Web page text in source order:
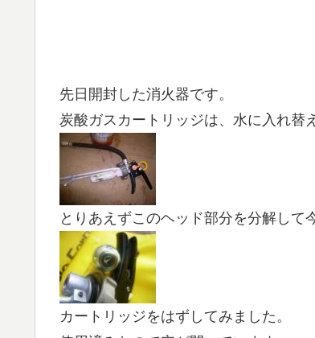
先日開封した消火器です。
炭酸ガスカートリッジは、水に入れ替
とりあえずこのヘッド部分を分解して
カートリッジをはずしてみました。